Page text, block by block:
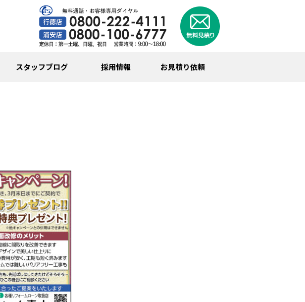
スタッフブログ 採用情報 お見積り依頼